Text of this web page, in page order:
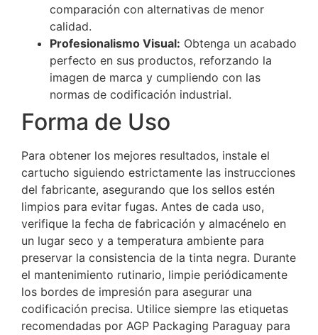
comparación con alternativas de menor
calidad.
Profesionalismo Visual: Obtenga un acabado
perfecto en sus productos, reforzando la
imagen de marca y cumpliendo con las
normas de codificación industrial.
Forma de Uso
Para obtener los mejores resultados, instale el
cartucho siguiendo estrictamente las instrucciones
del fabricante, asegurando que los sellos estén
limpios para evitar fugas. Antes de cada uso,
verifique la fecha de fabricación y almacénelo en
un lugar seco y a temperatura ambiente para
preservar la consistencia de la tinta negra. Durante
el mantenimiento rutinario, limpie periódicamente
los bordes de impresión para asegurar una
codificación precisa. Utilice siempre las etiquetas
recomendadas por AGP Packaging Paraguay para